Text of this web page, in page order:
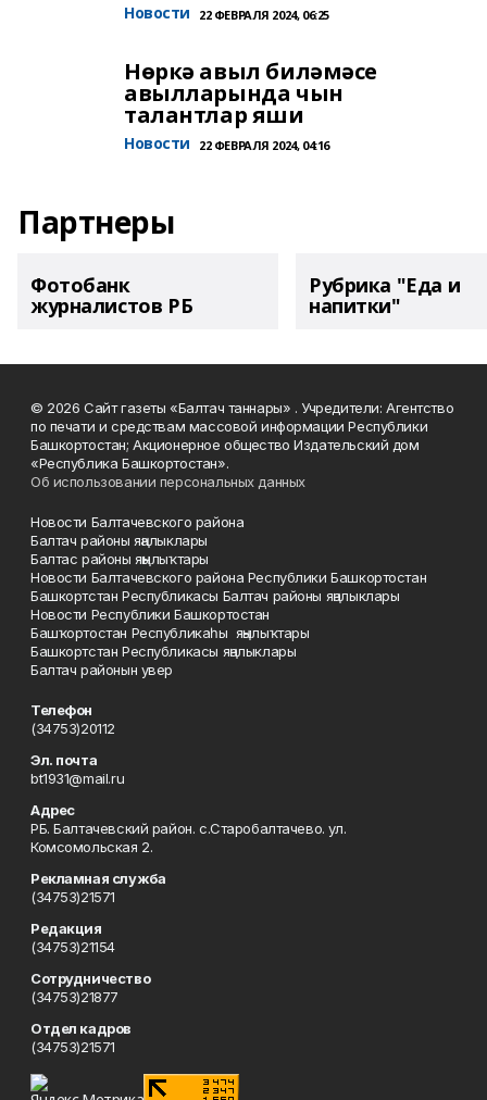
Новости 22 ФЕВРАЛЯ 2024, 06:25
Нөркә авыл биләмәсе
авылларында чын
талантлар яши
Новости 22 ФЕВРАЛЯ 2024, 04:16
Партнеры
Фотобанк
журналистов РБ
Рубрика "Еда и
напитки"
© 2026 Сайт газеты «Балтач таннары» . Учредители: Агентство
по печати и средствам массовой информации Республики
Башкортостан; Акционерное общество Издательский дом
«Республика Башкортостан».
Об использовании персональных данных
Новости Балтачевского района
Балтач районы яңалыклары
Балтас районы яңылыҡтары
Новости Балтачевского района Республики Башкортостан
Башкортстан Республикасы Балтач районы яңалыклары
Новости Республики Башкортостан
Башҡортостан Республикаһы яңылыҡтары
Башкортстан Республикасы яңалыклары
Балтач районын увер
Телефон
(34753)20112
Эл. почта
bt1931@mail.ru
Адрес
РБ. Балтачевский район. с.Старобалтачево. ул.
Комсомольская 2.
Рекламная служба
(34753)21571
Редакция
(34753)21154
Сотрудничество
(34753)21877
Отдел кадров
(34753)21571